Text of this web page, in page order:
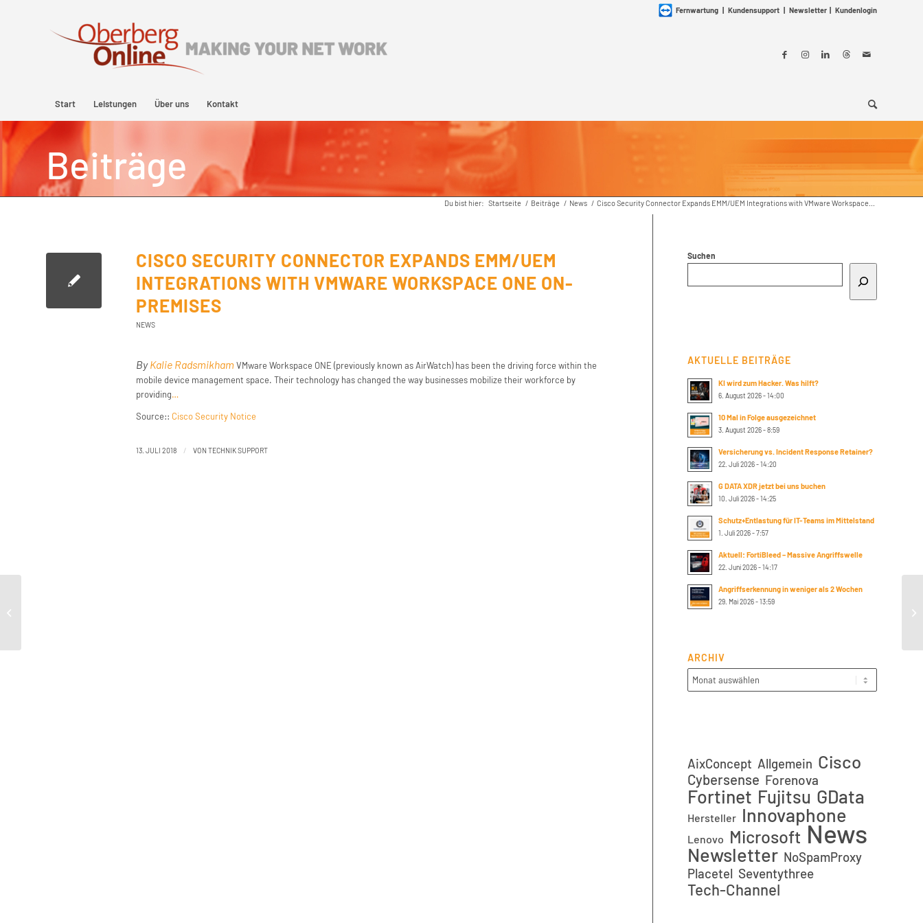
Fernwartung | Kundensupport | Newsletter | Kundenlogin
Start Leistungen Über uns Kontakt
Beiträge
Du bist hier: Startseite / Beiträge / News / Cisco Security Connector Expands EMM/UEM Integrations with VMware Workspace...
CISCO SECURITY CONNECTOR EXPANDS EMM/UEM
INTEGRATIONS WITH VMWARE WORKSPACE ONE ON-
PREMISES
NEWS
ByKalie Radsmikham VMware Workspace ONE (previously known as AirWatch) has been the driving force within the
mobile device management space. Their technology has changed the way businesses mobilize their workforce by
providing…
Source:: Cisco Security Notice
13. JULI 2018 / VON TECHNIK SUPPORT
Suchen
AKTUELLE BEITRÄGE
KI wird zum Hacker. Was hilft?
6. August 2026 - 14:00
10 Mal in Folge ausgezeichnet
3. August 2026 - 8:59
Versicherung vs. Incident Response Retainer?
22. Juli 2026 - 14:20
G DATA XDR jetzt bei uns buchen
10. Juli 2026 - 14:25
Schutz+Entlastung für IT-Teams im Mittelstand
1. Juli 2026 - 7:57
Aktuell: FortiBleed – Massive Angriffswelle
22. Juni 2026 - 14:17
Angriffserkennung in weniger als 2 Wochen
29. Mai 2026 - 13:59
ARCHIV
AixConcept Allgemein Cisco
Cybersense Forenova
Fortinet Fujitsu GData
Hersteller Innovaphone
Lenovo Microsoft News
Newsletter NoSpamProxy
Placetel Seventythree
Tech-Channel